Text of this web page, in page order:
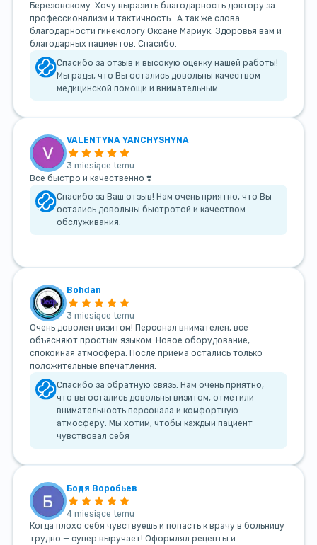
Березовскому. Хочу выразить благодарность доктору за
профессионализм и тактичность . А так же слова
благодарности гинекологу Оксане Мариук. Здоровья вам и
благодарных пациентов. Спасибо.
Спасибо за отзыв и высокую оценку нашей работы!
Мы рады, что Вы остались довольны качеством
медицинской помощи и внимательным
VALENTYNA YANCHYSHYNA
3 miesiące temu
Все быстро и качественно ❣️
Спасибо за Ваш отзыв! Нам очень приятно, что Вы
остались довольны быстротой и качеством
обслуживания.
Bohdan
3 miesiące temu
Очень доволен визитом! Персонал внимателен, все
объясняют простым языком. Новое оборудование,
спокойная атмосфера. После приема остались только
положительные впечатления.
Спасибо за обратную связь. Нам очень приятно,
что вы остались довольны визитом, отметили
внимательность персонала и комфортную
атмосферу. Мы хотим, чтобы каждый пациент
чувствовал себя
Бодя Воробьев
4 miesiące temu
Когда плохо себя чувствуешь и попасть к врачу в больницу
трудно — супер выручает! Оформлял рецепты и